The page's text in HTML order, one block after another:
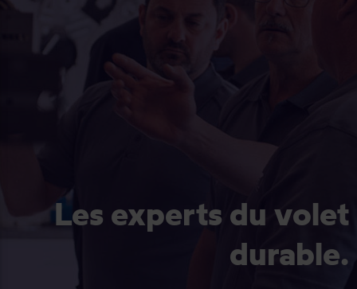
Les experts du volet
durable.